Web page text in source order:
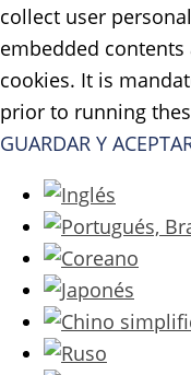
collect user
embedded
cookies. It is
prior to running
GUARDAR Y